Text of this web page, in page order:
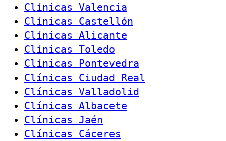
Clínicas Valencia
Clínicas Castellón
Clínicas Alicante
Clínicas Toledo
Clínicas Pontevedra
Clínicas Ciudad Real
Clínicas Valladolid
Clínicas Albacete
Clínicas Jaén
Clínicas Cáceres